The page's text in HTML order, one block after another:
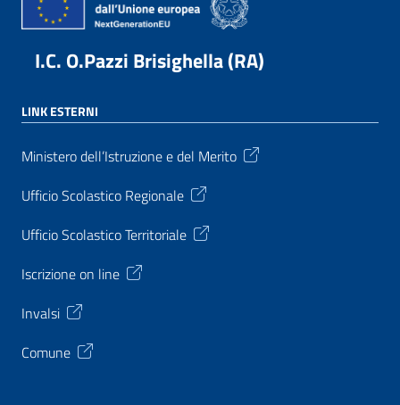
I.C. O.Pazzi Brisighella (RA)
LINK ESTERNI
Ministero dell’Istruzione e del Merito
Ufficio Scolastico Regionale
Ufficio Scolastico Territoriale
Iscrizione on line
Invalsi
Comune